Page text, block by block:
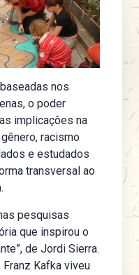
nos
o poder
implicações na
racismo
e estudados
transversal ao
pesquisas
que inspirou o
de Jordi Sierra.
Kafka viveu